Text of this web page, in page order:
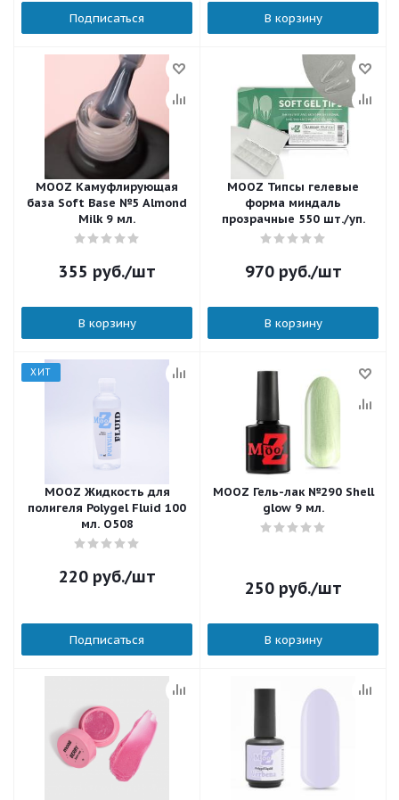
Подписаться В корзину
MOOZ Камуфлирующая
база Soft Base №5 Almond
Milk 9 мл.
355 руб./шт
В корзину
MOOZ Типсы гелевые
форма миндаль
прозрачные 550 шт./уп.
970руб./шт
В корзину
ХИТ
MOOZ Жидкость для
полигеля Polygel Fluid 100
мл. O508
220руб./шт
Подписаться
MOOZ Гель-лак №290 Shell
glow 9 мл.
250руб./шт
В корзину